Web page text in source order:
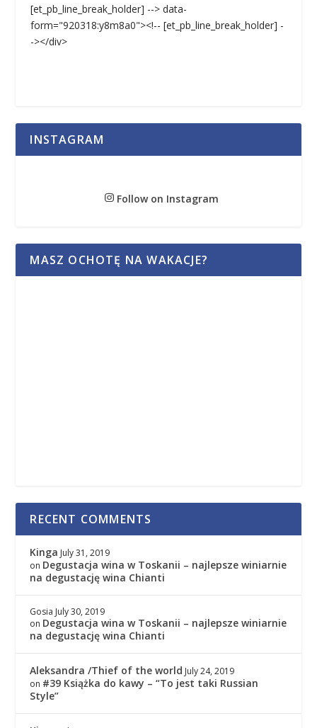
[et_pb_line_break_holder] --> data-
form="920318:y8m8a0"><!-- [et_pb_line_break_holder] -
-></div>
INSTAGRAM
Follow on Instagram
MASZ OCHOTĘ NA WAKACJE?
RECENT COMMENTS
Kinga July 31, 2019
on Degustacja wina w Toskanii – najlepsze winiarnie
na degustację wina Chianti
Gosia July 30, 2019
on Degustacja wina w Toskanii – najlepsze winiarnie
na degustację wina Chianti
Aleksandra /Thief of the world July 24, 2019
on #39 Książka do kawy – “To jest taki Russian
Style”